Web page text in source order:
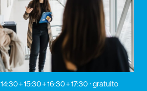
14:30 + 15:30 + 16:30 + 17:30
gratuito